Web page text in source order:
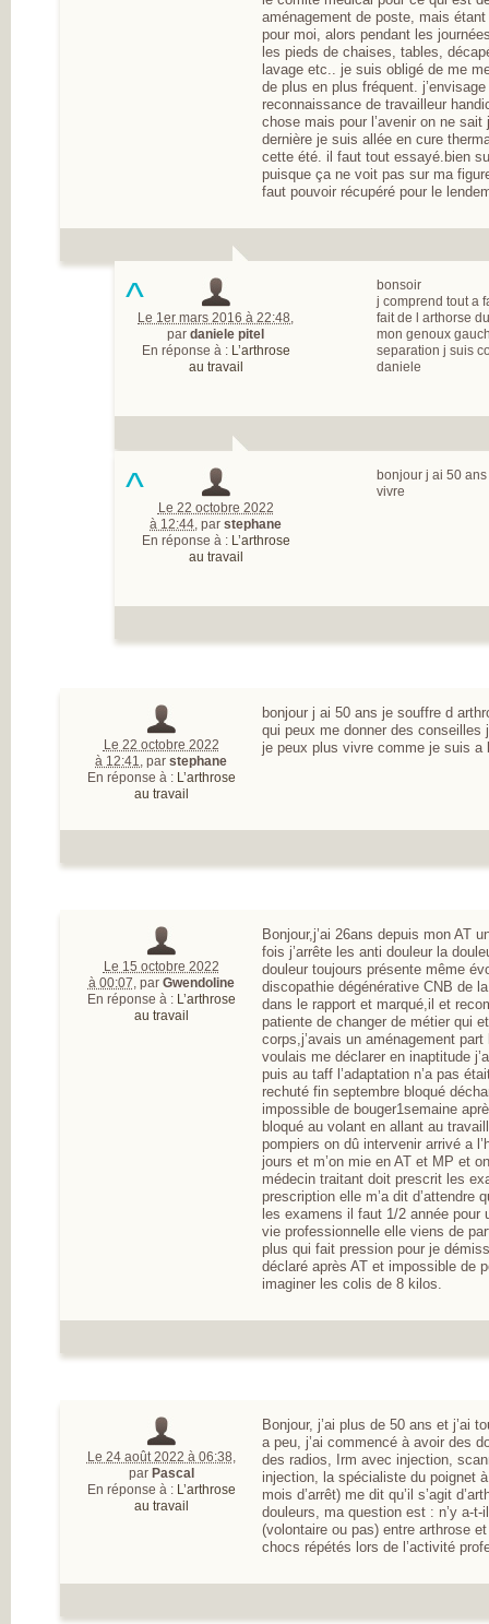
aménagement de poste, mais
pour moi, alors pendant les
les pieds de chaises, tables,
lavage etc.. je suis obligé de me
de plus en plus fréquent.
reconnaissance de travailleur
chose mais pour l’avenir on ne sait
dernière je suis allée en cure
cette été. il faut tout essayé.bien
puisque ça ne voit pas sur ma
faut pouvoir récupéré pour le
^Le 1er mars 2016 à 22:48
par daniele pitel
En réponse à : L’arthrose
au travail
bonsoir
j comprend tout a
fait de l arthorse
mon genoux
separation j suis
daniele
^
Le 22 octobre 2022
à 12:44 par stephane
En réponse à : L’arthrose
au travail
bonjour j ai 50
vivre
Le 22 octobre 2022
à 12:41
par stephane
En réponse à : L’arthrose
au travail
bonjour j ai 50 ans je souffre d
qui peux me donner des
je peux plus vivre comme je suis a
Le 15 octobre 2022
à 00:07 par Gwendoline
En réponse à : L’arthrose
au travail
Bonjour,j’ai 26ans depuis mon AT
fois j’arrête les anti douleur la
douleur toujours présente même
discopathie dégénérative CNB de
dans le rapport et marqué,il et
patiente de changer de métier qui
corps,j’avais un aménagement
voulais me déclarer en inaptitude
puis au taff l’adaptation n’a pas
rechuté fin septembre bloqué
impossible de bouger1semaine
bloqué au volant en allant au
pompiers on dû intervenir arrivé a
jours et m’on mie en AT et MP et
médecin traitant doit prescrit les
prescription elle m’a dit d’attendre
les examens il faut 1/2 année
vie professionnelle elle viens de
plus qui fait pression pour je
déclaré après AT et impossible de
imaginer les colis de 8 kilos.
Le 24 août 2022 à 06:38
par Pascal
En réponse à : L’arthrose
au travail
Bonjour, j’ai plus de 50 ans et j’ai
a peu, j’ai commencé à avoir des
des radios, Irm avec injection,
injection, la spécialiste du poignet
mois d’arrêt) me dit qu’il s’agit
douleurs, ma question est : n’y a-
(volontaire ou pas) entre arthrose
chocs répétés lors de l’activité